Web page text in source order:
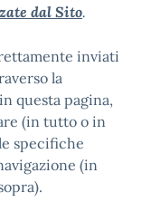
dal Sito.
inviati
la
questa pagina,
(in tutto o in
specifiche
(in